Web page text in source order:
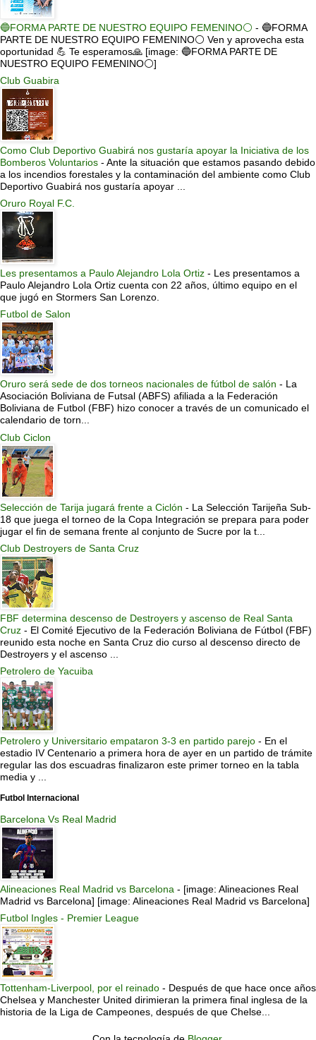
🔵FORMA PARTE DE NUESTRO EQUIPO FEMENINO⚪ - 🔵FORMA
PARTE DE NUESTRO EQUIPO FEMENINO⚪ Ven y aprovecha esta
oportunidad 💪 Te esperamos🙏 [image: 🔵FORMA PARTE DE
NUESTRO EQUIPO FEMENINO⚪]
Club Guabira
Como Club Deportivo Guabirá nos gustaría apoyar la Iniciativa de los
Bomberos Voluntarios - Ante la situación que estamos pasando debido
a los incendios forestales y la contaminación del ambiente como Club
Deportivo Guabirá nos gustaría apoyar ...
Oruro Royal F.C.
Les presentamos a Paulo Alejandro Lola Ortiz - Les presentamos a
Paulo Alejandro Lola Ortiz cuenta con 22 años, último equipo en el
que jugó en Stormers San Lorenzo.
Futbol de Salon
Oruro será sede de dos torneos nacionales de fútbol de salón - La
Asociación Boliviana de Futsal (ABFS) afiliada a la Federación
Boliviana de Futbol (FBF) hizo conocer a través de un comunicado el
calendario de torn...
Club Ciclon
Selección de Tarija jugará frente a Ciclón - La Selección Tarijeña Sub-
18 que juega el torneo de la Copa Integración se prepara para poder
jugar el fin de semana frente al conjunto de Sucre por la t...
Club Destroyers de Santa Cruz
FBF determina descenso de Destroyers y ascenso de Real Santa
Cruz - El Comité Ejecutivo de la Federación Boliviana de Fútbol (FBF)
reunido esta noche en Santa Cruz dio curso al descenso directo de
Destroyers y el ascenso ...
Petrolero de Yacuiba
Petrolero y Universitario empataron 3-3 en partido parejo - En el
estadio IV Centenario a primera hora de ayer en un partido de trámite
regular las dos escuadras finalizaron este primer torneo en la tabla
media y ...
Futbol Internacional
Barcelona Vs Real Madrid
Alineaciones Real Madrid vs Barcelona - [image: Alineaciones Real
Madrid vs Barcelona] [image: Alineaciones Real Madrid vs Barcelona]
Futbol Ingles - Premier League
Tottenham-Liverpool, por el reinado - Después de que hace once años
Chelsea y Manchester United dirimieran la primera final inglesa de la
historia de la Liga de Campeones, después de que Chelse...